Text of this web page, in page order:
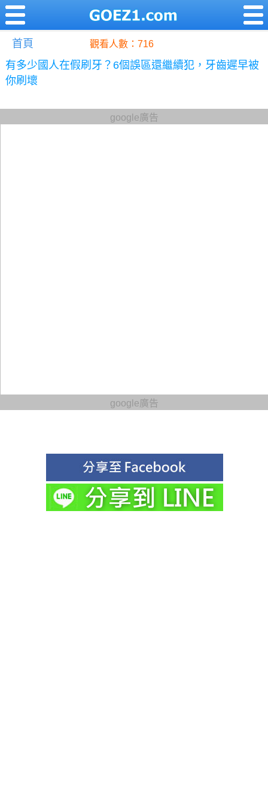
首頁 觀看人數：716
有多少國人在假刷牙？6個誤區還繼續犯，牙齒遲早被
你刷壞
google廣告
google廣告